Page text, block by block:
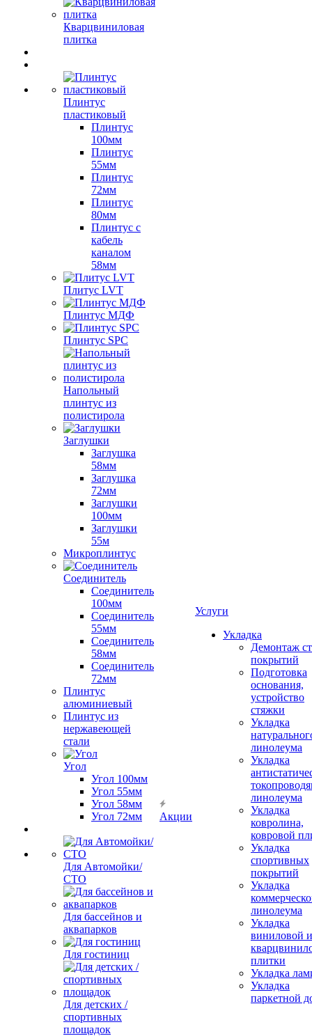
Кварцвиниловая
плитка
Плинтус
пластиковый
Плинтус
100мм
Плинтус
55мм
Плинтус
72мм
Плинтус
80мм
Плинтус с
кабель
каналом
58мм
Плитус LVT
Плинтус МДФ
Плинтус SPC
Напольный
плинтус из
полистирола
Заглушки
Заглушка
58мм
Заглушка
72мм
Заглушки
100мм
Заглушки
55м
Микроплинтус
Соединитель
Соединитель
100мм
Соединитель
55мм
Соединитель
58мм
Соединитель
72мм
Плинтус
алюминиевый
Плинтус из
нержавеющей
стали
Угол
Угол 100мм
Угол 55мм
Угол 58мм
Угол 72мм
Для Автомойки/
СТО
Для бассейнов и
аквапарков
Для гостиниц
Для детских /
спортивных
площадок
Акции
Услуги
Укладка
Демонтаж
покрытий
Подготовка
основания,
устройство
стяжки
Укладка
линолеума
Укладка
линолеума
Укладка
ковролина,
ковровой
Укладка
спортивных
покрытий
Укладка
линолеума
Укладка
виниловой и
плитки
Укладка
Укладка
паркетной